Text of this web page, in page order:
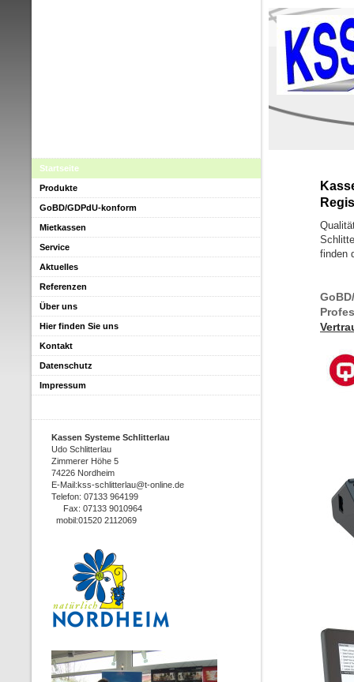
finden
Startseite
Produkte
GoBD/GDPdU-konform
Mietkassen
Service
Aktuelles
Referenzen
Über uns
Hier finden Sie uns
Kontakt
Datenschutz
Impressum
Kassen Systeme Schlitterlau
Udo Schlitterlau
Zimmerer Höhe 5
74226 Nordheim
E-Mail:kss-schlitterlau@t-online.de
Telefon: 07133 964199
Fax: 07133 9010964
mobil:01520 2112069